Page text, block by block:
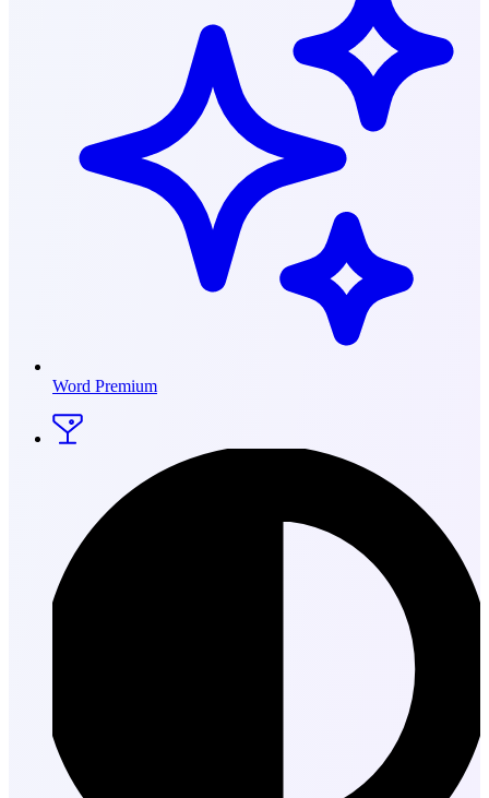
Word Premium